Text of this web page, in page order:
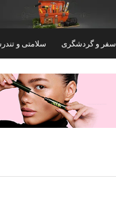
سفر و گردشگری سلامتی و